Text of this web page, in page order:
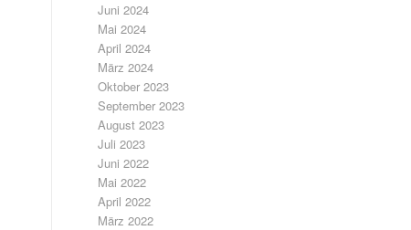
Juni 2024
Mai 2024
April 2024
März 2024
Oktober 2023
September 2023
August 2023
Juli 2023
Juni 2022
Mai 2022
April 2022
März 2022